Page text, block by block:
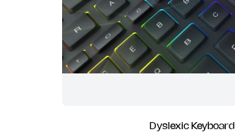
Dyslexic Keyboard